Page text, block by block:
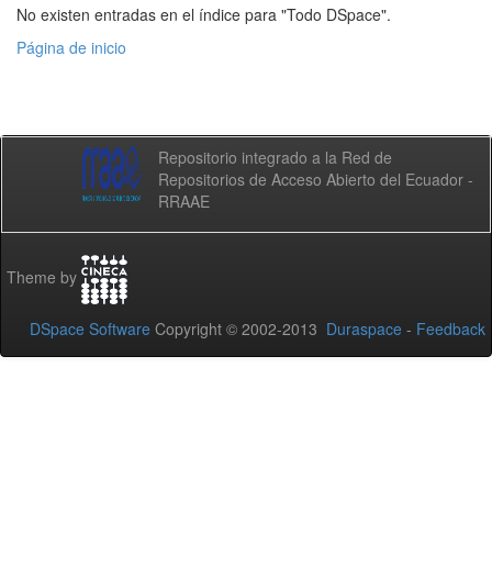
No existen entradas en el índice para "Todo DSpace".
Página de inicio
Repositorio integrado a la Red de
Repositorios de Acceso Abierto del Ecuador -
RRAAE
Theme by
DSpace Software Copyright © 2002-2013 Duraspace - Feedback